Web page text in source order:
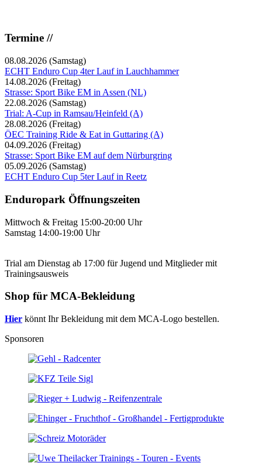
Termine //
08.08.2026 (Samstag)
ECHT Enduro Cup 4ter Lauf in Lauchhammer
14.08.2026 (Freitag)
Strasse: Sport Bike EM in Assen (NL)
22.08.2026 (Samstag)
Trial: A-Cup in Ramsau/Heinfeld (A)
28.08.2026 (Freitag)
ÖEC Training Ride & Eat in Guttaring (A)
04.09.2026 (Freitag)
Strasse: Sport Bike EM auf dem Nürburgring
05.09.2026 (Samstag)
ECHT Enduro Cup 5ter Lauf in Reetz
Enduropark Öffnungszeiten
Mittwoch & Freitag 15:00-20:00 Uhr
Samstag 14:00-19:00 Uhr
Trial am Dienstag ab 17:00 für Jugend und Mitglieder mit
Trainingsausweis
Shop für MCA-Bekleidung
Hier könnt Ihr Bekleidung mit dem MCA-Logo bestellen.
Sponsoren